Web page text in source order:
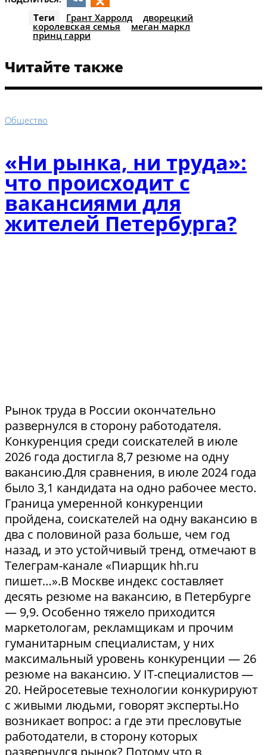
VKOdnoklassniki
Теги Грант Харролд дворецкий
королевская семья меган маркл
принц гарри
Читайте также
Общество
«Ни рынка, ни труда»:
что происходит с
вакансиями для
жителей Петербурга?
Рынок труда в России окончательно
развернулся в сторону работодателя.
Конкуренция среди соискателей в июле
2026 года достигла 8,7 резюме на одну
вакансию.Для сравнения, в июле 2024 года
было 3,1 кандидата на одно рабочее место.
Граница умеренной конкуренции
пройдена, соискателей на одну вакансию в
два с половиной раза больше, чем год
назад, и это устойчивый тренд, отмечают в
Телеграм-канале «Пиарщик hh.ru
пишет…».В Москве индекс составляет
десять резюме на вакансию, в Петербурге
— 9,9. Особенно тяжело приходится
маркетологам, рекламщикам и прочим
гуманитарным специалистам, у них
максимальный уровень конкуренции — 26
резюме на вакансию. У IT-специалистов —
20. Нейросетевые технологии конкурируют
с живыми людьми, говорят эксперты.Но
возникает вопрос: а где эти пресловутые
работодатели, в сторону которых